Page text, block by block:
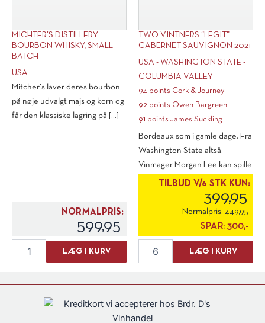
MICHTER’S DISTILLERY
BOURBON WHISKY, SMALL
BATCH
USA
Mitcher's laver deres bourbon
på nøje udvalgt majs og korn og
får den klassiske lagring på [...]
NORMALPRIS:
599,95
Michter’s
Distillery
LÆG I KURV
TWO VINTNERS “LEGIT”
CABERNET SAUVIGNON 2021
USA - WASHINGTON STATE -
COLUMBIA VALLEY
94 points Cork & Journey
92 points Owen Bargreen
91 points James Suckling
Bordeaux som i gamle dage. Fra
Washington State altså.
Vinmager Morgan Lee kan spille
sød [...]
TILBUD V/6 STK KUN:
399,95
Normalpris: 449,95
SPAR: 300,-
Vintners
2021
antal
LÆG I KURV